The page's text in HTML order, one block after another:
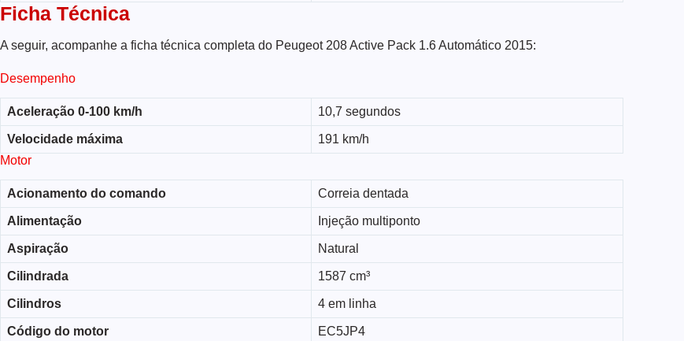
Ficha Técnica
A seguir, acompanhe a ficha técnica completa do Peugeot 208 Active Pack 1.6 Automático 2015:
Desempenho
Aceleração 0-100 km/h 10,7 segundos
Velocidade máxima
191 km/h
Motor
Acionamento do comando Correia dentada
Alimentação Injeção multiponto
Aspiração Natural
Cilindrada 1587 cm³
Cilindros 4 em linha
Código do motor EC5JP4